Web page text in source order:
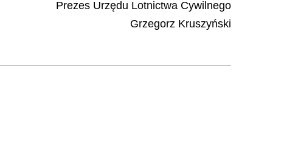
Prezes Urzędu Lotnictwa Cywilnego
Grzegorz Kruszyński